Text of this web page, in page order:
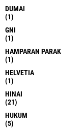
DUMAI
(1)
GNI
(1)
HAMPARAN PARAK
(1)
HELVETIA
(1)
HINAI
(21)
HUKUM
(5)